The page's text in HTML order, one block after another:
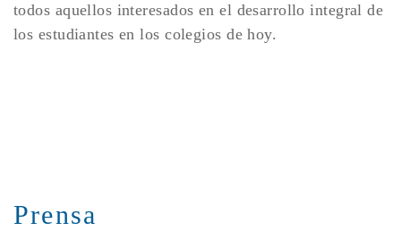
todos aquellos interesados en el desarrollo integral de
los estudiantes en los colegios de hoy.
Prensa